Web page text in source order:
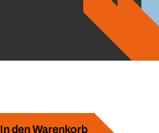
In den Warenkorb